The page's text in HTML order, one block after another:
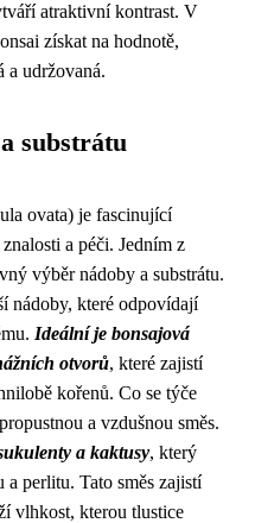
atraktivní kontrast. V
získat na hodnotě,
a udržovaná.
substrátu
ovata) je fascinující
a péči. Jedním z
výběr nádoby a substrátu.
nádoby, které odpovídají
Ideální je bonsajová
otvorů, které zajistí
kořenů. Co se týče
a vzdušnou směs.
a kaktusy, který
perlitu. Tato směs zajistí
vlhkost, kterou tlustice